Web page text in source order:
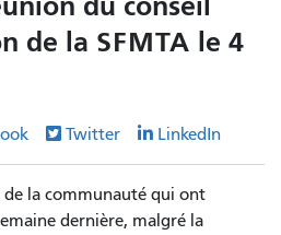
de la SFMTA le 4
Twitter LinkedIn
de la communauté qui ont
dernière, malgré la